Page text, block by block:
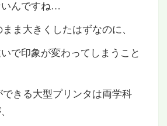
んですね…
ま大きくしたはずなのに、
で印象が変わってしまうこと
きる大型プリンタは両学科